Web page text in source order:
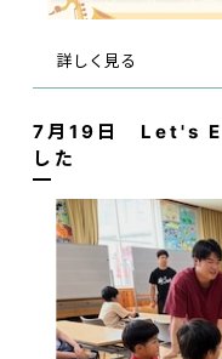
詳しく見る
7月19日 Let's
した